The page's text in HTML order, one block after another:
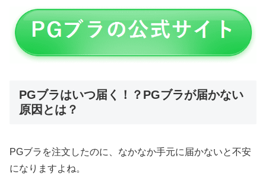
PGブラはいつ届く！？PGブラが届かない
原因とは？
PGブラを注文したのに、なかなか手元に届かないと不安
になりますよね。